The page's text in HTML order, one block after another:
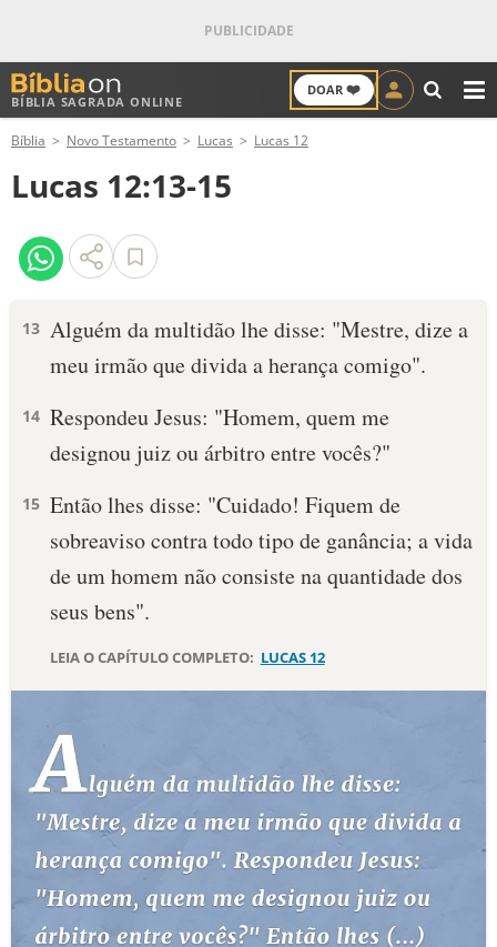
BÍBLIA SAGRADA ONLINE
DOAR ❤️
ANTIGO TESTAMENTO
NOVO TESTAMENTO
VERSÍCULOS
PALAVRA DO DIA
SALMO DO DIA
10 MANDAMENTOS
ESBOÇOS DE PREGAÇÃO
PERGUNTE À BÍBLIA
TERMO BÍBLICO JOGOS
QUEM SOMOS
LOJA BÍBLIAON
Bíblia Novo Testamento Lucas Lucas 12
Lucas 12:13-15
13 Alguém da multidão lhe disse: "Mestre, dize a
meu irmão que divida a herança comigo".
14 Respondeu Jesus: "Homem, quem me
designou juiz ou árbitro entre vocês?"
15 Então lhes disse: "Cuidado! Fiquem de
sobreaviso contra todo tipo de ganância; a vida
de um homem não consiste na quantidade dos
seus bens".
LEIA O CAPÍTULO COMPLETO: LUCAS 12